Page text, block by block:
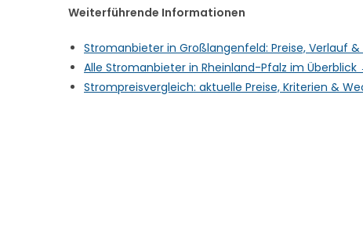
Weiterführende Informationen
Stromanbieter in Großlangenfeld: Preise, Verlauf
Alle Stromanbieter in Rheinland-Pfalz im Überblick
Strompreisvergleich: aktuelle Preise, Kriterien &